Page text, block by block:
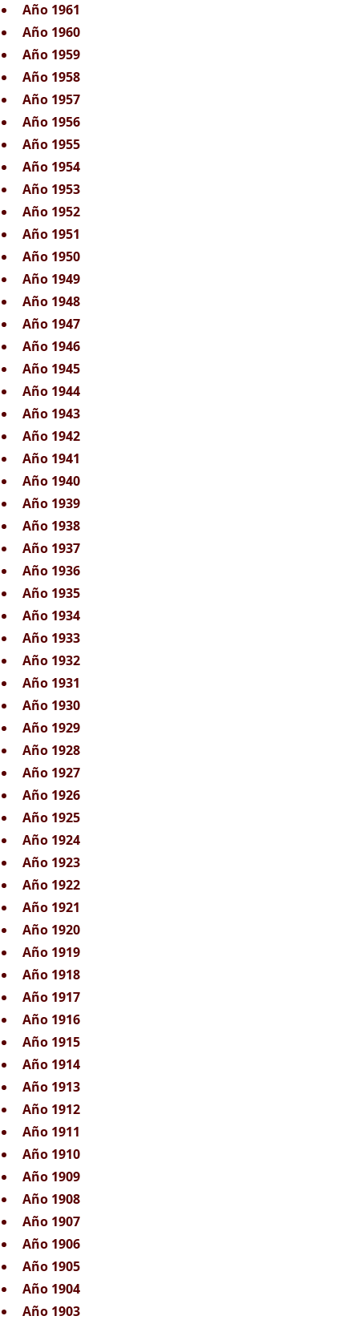
Año 1961
Año 1960
Año 1959
Año 1958
Año 1957
Año 1956
Año 1955
Año 1954
Año 1953
Año 1952
Año 1951
Año 1950
Año 1949
Año 1948
Año 1947
Año 1946
Año 1945
Año 1944
Año 1943
Año 1942
Año 1941
Año 1940
Año 1939
Año 1938
Año 1937
Año 1936
Año 1935
Año 1934
Año 1933
Año 1932
Año 1931
Año 1930
Año 1929
Año 1928
Año 1927
Año 1926
Año 1925
Año 1924
Año 1923
Año 1922
Año 1921
Año 1920
Año 1919
Año 1918
Año 1917
Año 1916
Año 1915
Año 1914
Año 1913
Año 1912
Año 1911
Año 1910
Año 1909
Año 1908
Año 1907
Año 1906
Año 1905
Año 1904
Año 1903